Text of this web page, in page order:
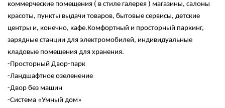
коммерческие помещения ( в стиле галерея ) магазины, салоны
красоты, пункты выдачи товаров, бытовые сервисы, детские
центры и, конечно, кафе.Комфортный и просторный паркинг,
зарядные станции для электромобилей, индивидуальные
кладовые помещения для хранения.
-Просторный Двор-парк
-Ландшафтное озеленение
-Двор без машин
-Система «Умный дом»